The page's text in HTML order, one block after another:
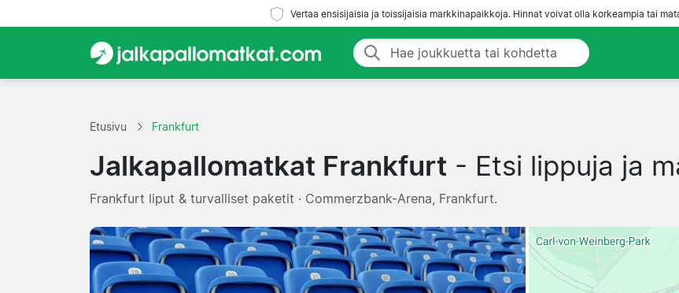
Vertaa ensisijaisia ja toissijaisia markkinapaikkoja. Hinnat voivat olla korkeampia tai
Etusivu Frankfurt
Jalkapallomatkat Frankfurt - Etsi lippuja ja
Frankfurt liput & turvalliset paketit · Commerzbank-Arena, Frankfurt.